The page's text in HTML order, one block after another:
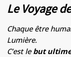
Le Voyage
Chaque être
Lumière.
C’est le but